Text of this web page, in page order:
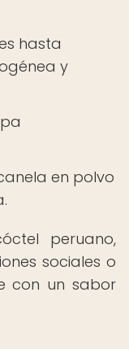
hasta
y
en polvo
peruano,
sociales o
con un sabor